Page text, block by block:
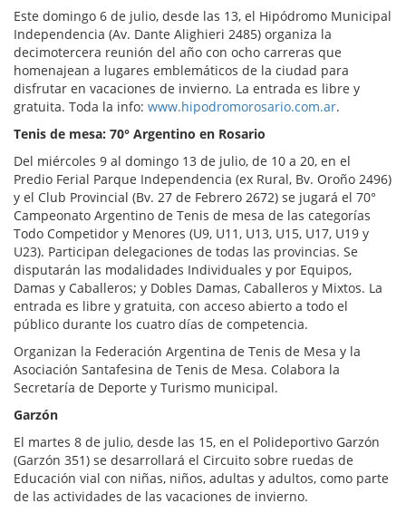
Este domingo 6 de julio, desde las 13, el Hipódromo Municipal
Independencia (Av. Dante Alighieri 2485) organiza la
decimotercera reunión del año con ocho carreras que
homenajean a lugares emblemáticos de la ciudad para
disfrutar en vacaciones de invierno. La entrada es libre y
gratuita. Toda la info: www.hipodromorosario.com.ar.
Tenis de mesa: 70° Argentino en Rosario
Del miércoles 9 al domingo 13 de julio, de 10 a 20, en el
Predio Ferial Parque Independencia (ex Rural, Bv. Oroño 2496)
y el Club Provincial (Bv. 27 de Febrero 2672) se jugará el 70°
Campeonato Argentino de Tenis de mesa de las categorías
Todo Competidor y Menores (U9, U11, U13, U15, U17, U19 y
U23). Participan delegaciones de todas las provincias. Se
disputarán las modalidades Individuales y por Equipos,
Damas y Caballeros; y Dobles Damas, Caballeros y Mixtos. La
entrada es libre y gratuita, con acceso abierto a todo el
público durante los cuatro días de competencia.
Organizan la Federación Argentina de Tenis de Mesa y la
Asociación Santafesina de Tenis de Mesa. Colabora la
Secretaría de Deporte y Turismo municipal.
Garzón
El martes 8 de julio, desde las 15, en el Polideportivo Garzón
(Garzón 351) se desarrollará el Circuito sobre ruedas de
Educación vial con niñas, niños, adultas y adultos, como parte
de las actividades de las vacaciones de invierno.